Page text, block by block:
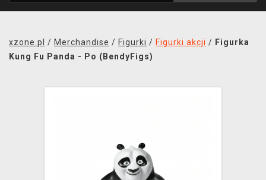
SOUNDTRACKI
xzone.pl / Merchandise / Figurki / Figurki akcji / Figurka
Kung Fu Panda - Po (BendyFigs)